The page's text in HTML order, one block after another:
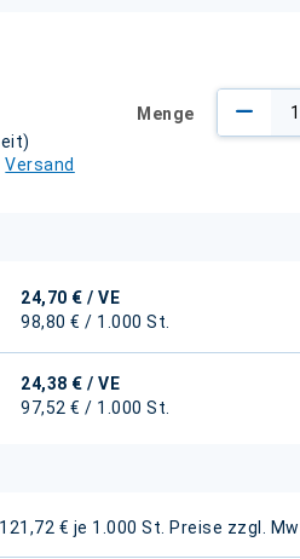
Versand
Menge
24,70 € / VE
98,80 € / 1.000 St.
24,38 € / VE
97,52 € / 1.000 St.
121,72 € je 1.000 St. Preise zzgl.